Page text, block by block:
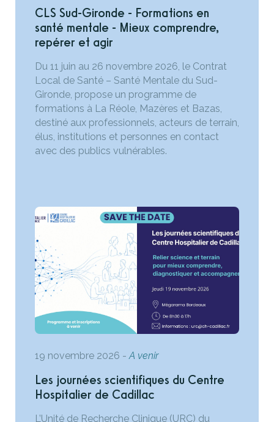
CLS Sud-Gironde - Formations en
santé mentale - Mieux comprendre,
repérer et agir
Du 11 juin au 26 novembre 2026, le Contrat
Local de Santé – Santé Mentale du Sud-
Gironde, propose un programme de
formations à La Réole, Mazères et Bazas,
destiné aux professionnels, acteurs de terrain,
élus, institutions et personnes en contact
avec des publics vulnérables.
19 novembre 2026 -A venir
Les journées scientifiques du Centre
Hospitalier de Cadillac
L’Unité de Recherche Clinique (URC) du